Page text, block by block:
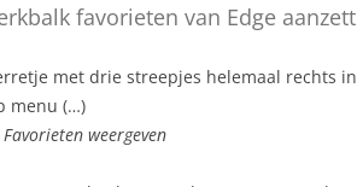
favorieten van Edge
met drie streepjes helemaal rechts
menu (…)
weergeven